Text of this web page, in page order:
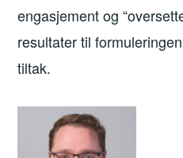
engasjement og
resultater til
tiltak.